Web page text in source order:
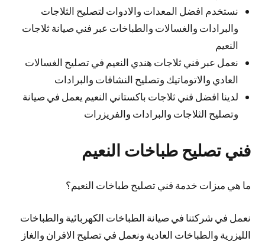
نستخدم افضل المعدات والادوات لتصليح الثلاجات
والبرادات والغسالات والطباخات عبر فني صيانة ثلاجات
النعيم
نعمل عبر فني ثلاجات هندي النعيم في تصليح الغسالات
العادي والاتوماتيك وتصليح النشافات والبرادات
لدينا افضل فني ثلاجات باكستاني النعيم يعمل في صيانة
وتصليح الثلاجات والبرادات والفريزرات
فني تصليح طباخات النعيم
ما هي ميزات خدمة فني تصليح طباخات النعيم؟
نعمل في شركتنا في صيانة الطباخات الكهربائية والطباخات
الليزرية والطباخات العادية ونعمل في تصليح الافران والغاز